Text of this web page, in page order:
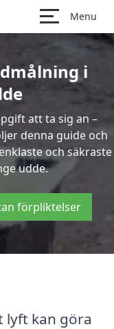
Menu
i
att ta sig an –
denna guide och
och säkraste
udde.
förpliktelser
lyft kan göra